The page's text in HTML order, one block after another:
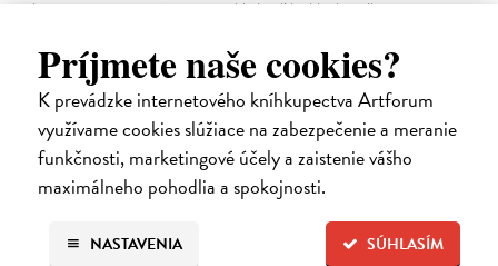
Príjmete naše cookies?
K prevádzke internetového kníhkupectva Artforum
využívame cookies slúžiace na zabezpečenie a meranie
funkčnosti, marketingové účely a zaistenie vášho
maximálneho pohodlia a spokojnosti.
SÚHLASÍM
NASTAVENIA
ktorá je právom považovaná za zakladateľskú klasiku odbore
zaoberá…
Zasielame do 12 dní
13,48 €
13,90 € ?